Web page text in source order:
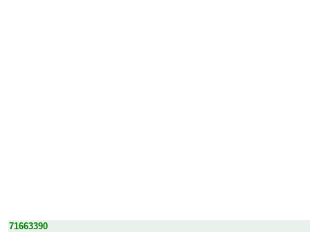
71663390